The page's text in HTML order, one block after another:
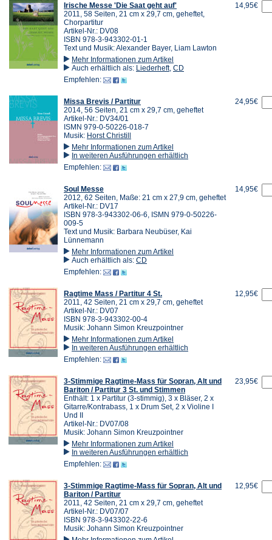
Irische Messe 'Die Saat geht auf'
2011, 58 Seiten, 21 cm x 29,7 cm, geheftet,
Chorpartitur
Artikel-Nr.: DV08
ISBN 978-3-943302-01-1
Text und Musik: Alexander Bayer, Liam Lawton
Mehr Informationen zum Artikel
Auch erhältlich als: Liederheft, CD
Empfehlen:
14,95€
Missa Brevis / Partitur
2014, 56 Seiten, 21 cm x 29,7 cm, geheftet
Artikel-Nr.: DV34/01
ISMN 979-0-50226-018-7
Musik: Horst Christill
Mehr Informationen zum Artikel
In weiteren Ausführungen erhältlich
Empfehlen:
24,95€
Soul Messe
2012, 62 Seiten, Maße: 21 cm x 27,9 cm, geheftet
Artikel-Nr.: DV17
ISBN 978-3-943302-06-6, ISMN 979-0-50226-
009-5
Text und Musik: Barbara Neubüser, Kai
Lünnemann
Mehr Informationen zum Artikel
Auch erhältlich als: CD
Empfehlen:
14,95€
Ragtime Mass / Partitur 4 St.
2011, 42 Seiten, 21 cm x 29,7 cm, geheftet
Artikel-Nr.: DV07
ISBN 978-3-943302-00-4
Musik: Johann Simon Kreuzpointner
Mehr Informationen zum Artikel
In weiteren Ausführungen erhältlich
Empfehlen:
12,95€
3-Stimmige Ragtime-Mass für Sopran, Alt und
Bariton / Partitur 3 St. und Stimmen
Enthält: 1 x Partitur (3-stimmig), 3 x Bläser, 2 x
Gitarre/Kontrabass, 1 x Drum Set, 2 x Violine I
Und II
Artikel-Nr.: DV07/08
Musik: Johann Simon Kreuzpointner
Mehr Informationen zum Artikel
In weiteren Ausführungen erhältlich
Empfehlen:
23,95€
3-Stimmige Ragtime-Mass für Sopran, Alt und
Bariton / Partitur
2011, 42 Seiten, 21 cm x 29,7 cm, geheftet
Artikel-Nr.: DV07/07
ISBN 978-3-943302-22-6
Musik: Johann Simon Kreuzpointner
12,95€